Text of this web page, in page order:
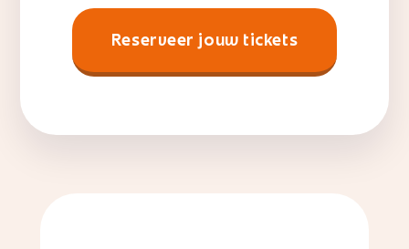
Reserveer jouw tickets